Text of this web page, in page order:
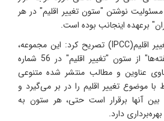
نوشتن "ستون تغییر اقلیم" در هر
برعهده اینجانب بوده است.
سرمؤلف ارزیابی جهانی تغییر اقلیم(IPCC) تصریح کرد: این مجموعه،
تحت عنوان "نکته‌ها و گفته‌ها" از ستون "تغییر اقلیم" در 56 شماره
عناوین و مطالب منتشر شده متنوعی
موضوع تغییر اقلیم را در بر می‌گیرد و
آنها برقرار است حتی، هر ستون به
دارد.